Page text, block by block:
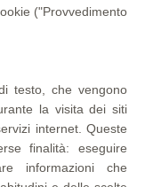
("Provvedimento
testo, che vengono
la visita dei siti
internet. Queste
finalità: eseguire
informazioni che